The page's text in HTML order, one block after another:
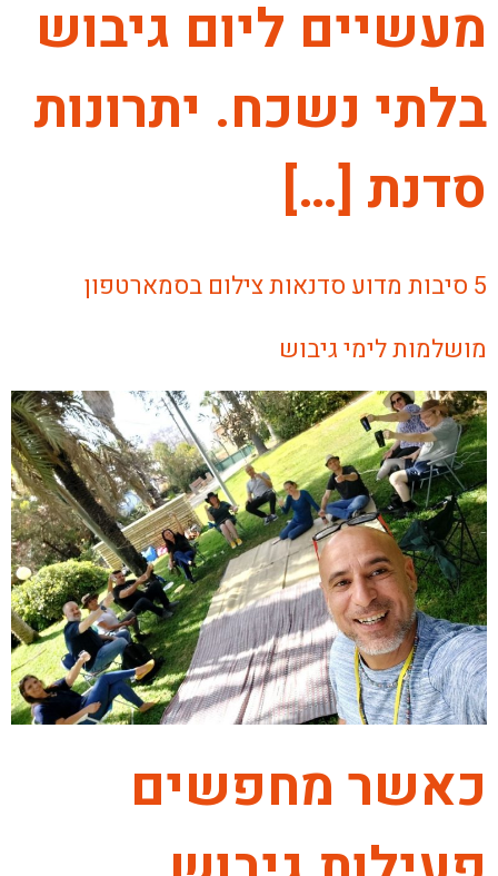
מעשיים ליום גיבוש
בלתי נשכח. יתרונות
סדנת […]
5 סיבות מדוע סדנאות צילום בסמארטפון
מושלמות לימי גיבוש
כאשר מחפשים